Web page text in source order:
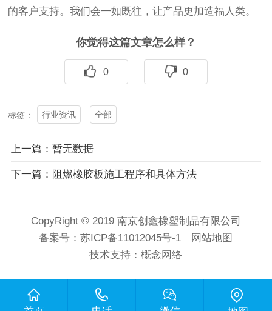
的客户支持。我们会一如既往，让产品更加造福人类。
你觉得这篇文章怎么样？
0 0
标签： 行业资讯 全部
上一篇：暂无数据
下一篇：阻燃橡胶板施工程序和具体方法
CopyRight © 2019 南京创鑫橡塑制品有限公司
备案号：苏ICP备11012045号-1
网站地图
技术支持：概念网络